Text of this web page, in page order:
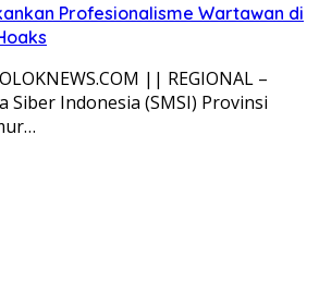
Profesionalisme Wartawan di
|| REGIONAL –
Siber Indonesia (SMSI) Provinsi